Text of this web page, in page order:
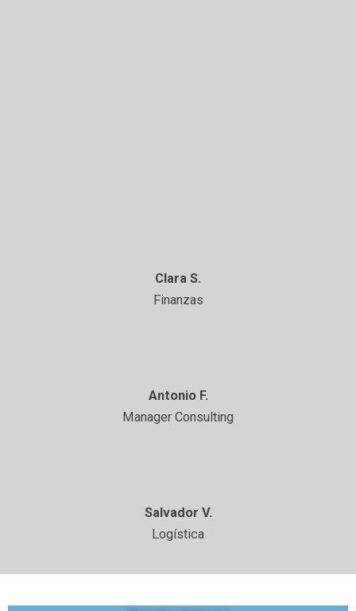
Clara S.
Finanzas
Antonio F.
Manager Consulting
Salvador V.
Logística